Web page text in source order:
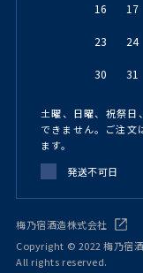
16 17
23 24
30 31
土曜、日曜、祝祭日
できません。ご注文
ます。
発送不可日
梅乃宿酒造株式会社
Copyright © 2022 梅乃宿
All rights reserved.